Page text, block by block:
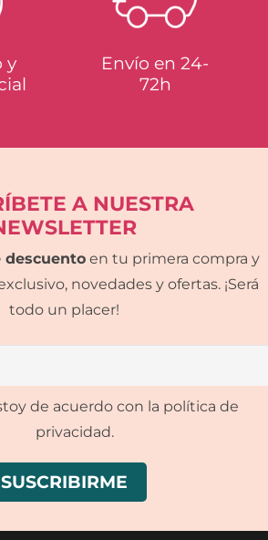
y
Envío en 24-
72h
A NUESTRA
descuentoen tu primera compra y
novedades y ofertas. ¡Será
todo un placer!
de acuerdo con la política de
privacidad.